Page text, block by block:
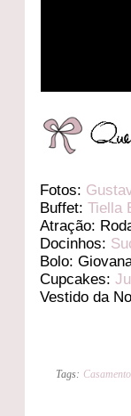
Fotos:
Buffet:Tiella
Atração:
Docinhos:
Bolo:
Cupcakes:
Vestido da
Tags: